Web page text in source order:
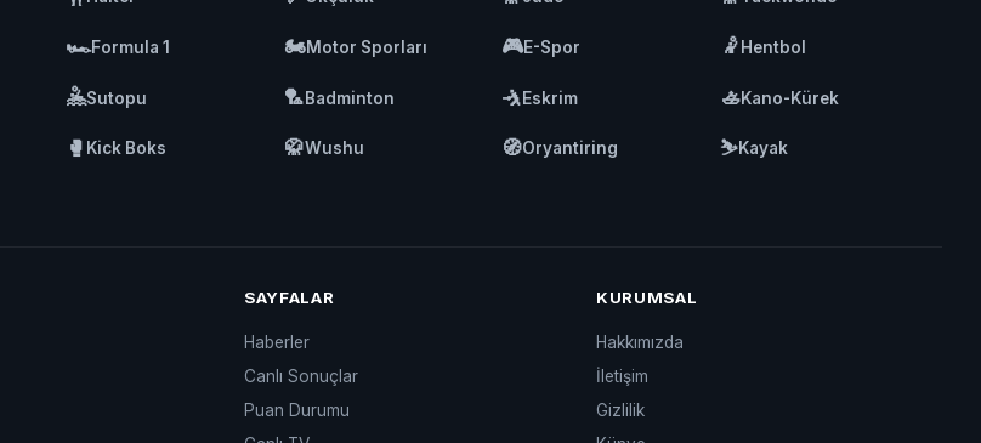
🏎️Formula 1 🏍️Motor Sporları 🎮E-Spor 🤾 Hentbol
🤽Sutopu 🏸Badminton 🤺Eskrim 🚣Kano-Kürek
🥊 Kick Boks 🥋Wushu 🧭Oryantiring ⛷️Kayak
SAYFALAR
Haberler
Canlı Sonuçlar
Puan Durumu
KURUMSAL
Hakkımızda
İletişim
Gizlilik